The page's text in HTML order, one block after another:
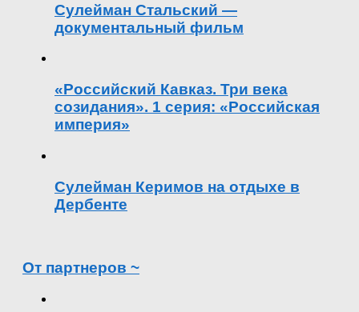
Сулейман Стальский —
документальный фильм
«Российский Кавказ. Три века
созидания». 1 серия: «Российская
империя»
Сулейман Керимов на отдыхе в
Дербенте
От партнеров ~